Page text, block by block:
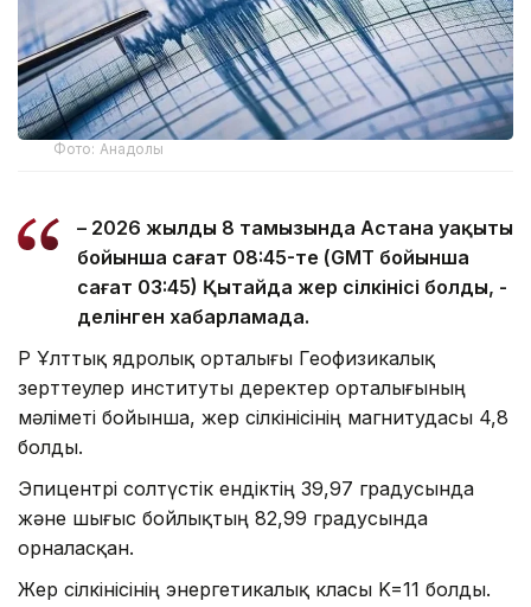
Фото: Анадолы
– 2026 жылдың 8 тамызында Астана уақыты
бойынша сағат 08:45-те (GMT бойынша
сағат 03:45) Қытайда жер сілкінісі болды, -
делінген хабарламада.
ҚР Ұлттық ядролық орталығы Геофизикалық
зерттеулер институты деректер орталығының
мәліметі бойынша, жер сілкінісінің магнитудасы 4,8
болды.
Эпицентрі солтүстік ендіктің 39,97 градусында
және шығыс бойлықтың 82,99 градусында
орналасқан.
Жер сілкінісінің энергетикалық класы K=11 болды.